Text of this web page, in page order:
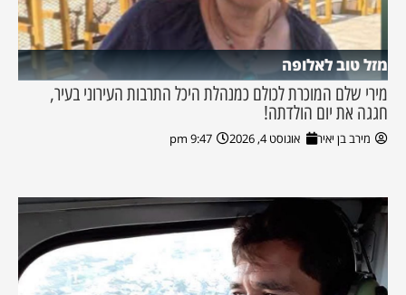
מזל טוב לאלופה
מירי שלם המוכרת לכולם כמנהלת היכל התרבות העירוני בעיר,
חגגה את יום הולדתה!
מירב בן יאיר אוגוסט 4, 2026 9:47 pm